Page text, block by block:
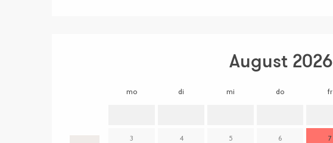
August 2026
mo di mi do fr
3 4 5 6 7